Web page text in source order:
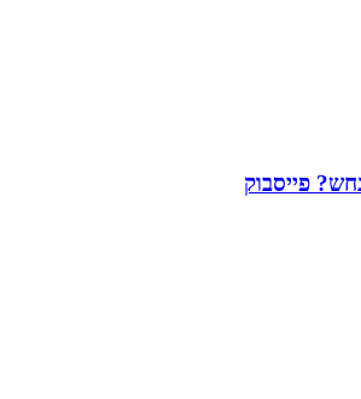
פייסבוק